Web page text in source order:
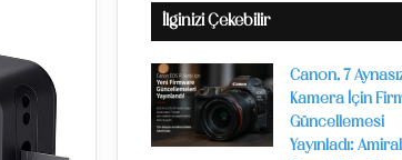
İlginizi Çekebilir
Canon, 7
Kamera İçin
Güncellemesi
Yayınladı: Amiral